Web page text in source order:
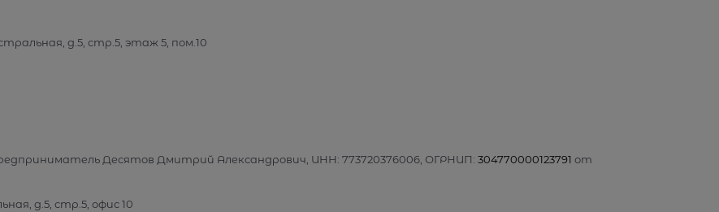
д.5, стр.5, этаж 5, пом.10
Десятов Дмитрий Александрович, ИНН: 773720376006, ОГРНИП: 304770000123791 от
д.5, стр.5, офис 10